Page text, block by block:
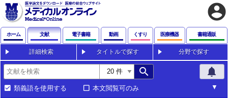
account_circle
ホーム 文献 電子書籍 動画 くすり 医療機器 書籍通販
詳細検索 タイトルで探す 分野で探す
search notifications
類義語を使用する 本文閲覧可のみ